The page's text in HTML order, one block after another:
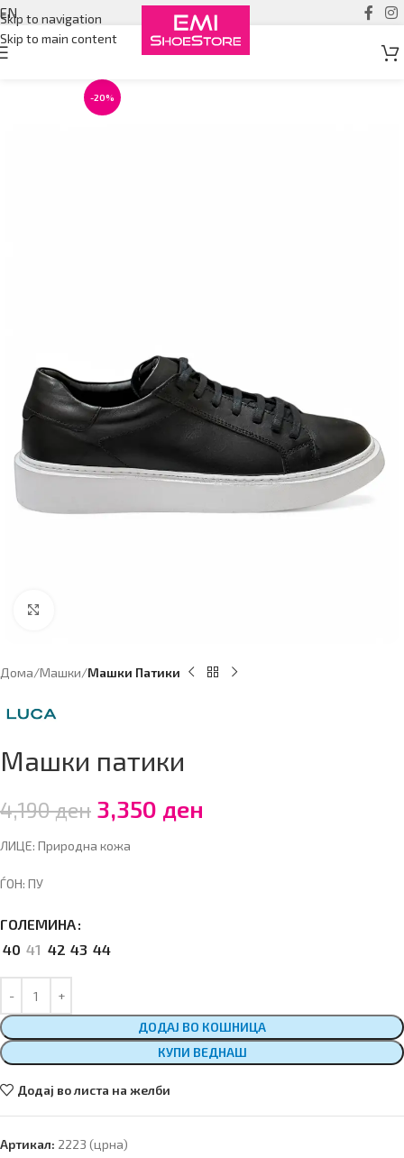
Skip to navigation
Skip to main content
EN
-20%
Дома Машки Машки Патики
Машки патики
4,190ден 3,350 ден
ЛИЦЕ: Природна кожа
ЃОН: ПУ
ГОЛЕМИНА
40 41 42 43 44
ДОДАЈ ВО КОШНИЦА
КУПИ ВЕДНАШ
Додај во листа на желби
Артикал: 2223 (црна)